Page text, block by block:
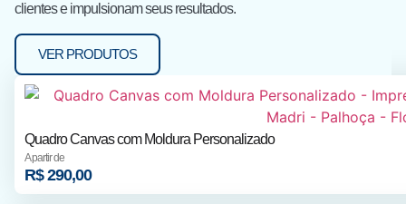
clientes e impulsionam seus resultados.
VER PRODUTOS
Quadro Canvas com Moldura Personalizado
A partir de
R$290,00